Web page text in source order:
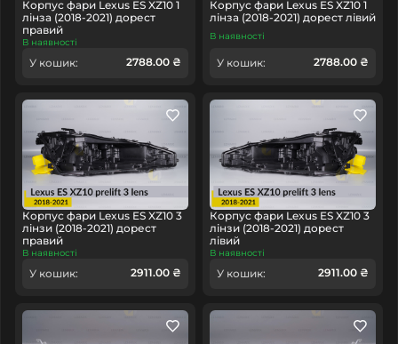
Корпус фари Lexus ES XZ10 1
лінза (2018-2021) дорест
правий
В наявності
У кошик: 2788.00 ₴
Корпус фари Lexus ES XZ10 1
лінза (2018-2021) дорест лівий
В наявності
У кошик: 2788.00 ₴
Корпус фари Lexus ES XZ10 3
лінзи (2018-2021) дорест
правий
В наявності
У кошик: 2911.00 ₴
Корпус фари Lexus ES XZ10 3
лінзи (2018-2021) дорест
лівий
В наявності
У кошик: 2911.00 ₴